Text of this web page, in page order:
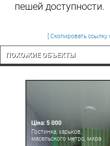
пешей доступности.
[ Скопировать ссылку
ПОХОЖИЕ ОБЪЕКТЫ
Ціна: 5 000
Гостинка, харьков,
масельского метро, мира